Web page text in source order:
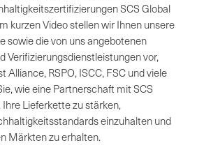
SCS Global
kurzen Video stellen wir Ihnen unsere
sowie die von uns angebotenen
Verifizierungsdienstleistungen vor,
Alliance, RSPO, ISCC, FSC und viele
wie eine Partnerschaft mit SCS
Ihre Lieferkette zu stärken,
einzuhalten und
Märkten zu erhalten.